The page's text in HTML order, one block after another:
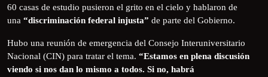
60 casas de estudio pusieron el grito en el cielo y hablaron de
una “discriminación federal injusta” de parte del Gobierno.
Hubo una reunión de emergencia del Consejo Interuniversitario
Nacional (CIN) para tratar el tema. “Estamos en plena discusión
viendo si nos dan lo mismo a todos. Si no, habrá